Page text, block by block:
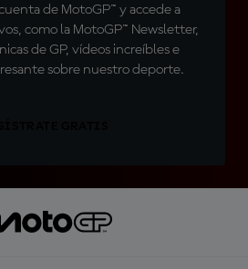
de MotoGP™ y accede a
como la MotoGP™ Newsletter,
de GP, vídeos increíbles e
sobre nuestro deporte.